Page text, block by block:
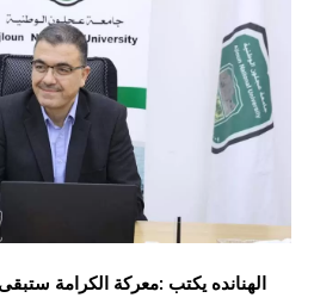
الهنانده يكتب :معركة الكرامة